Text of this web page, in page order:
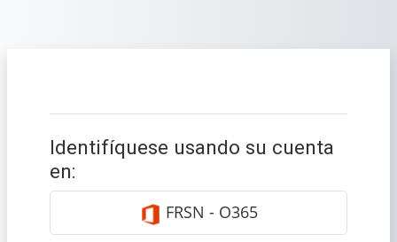
Identifíquese usando su cuenta
en:
FRSN - O365